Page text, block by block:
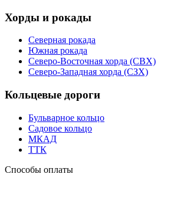
Хорды и рокады
Северная рокада
Южная рокада
Северо-Восточная хорда (СВХ)
Северо-Западная хорда (СЗХ)
Кольцевые дороги
Бульварное кольцо
Садовое кольцо
МКАД
ТТК
Способы оплаты